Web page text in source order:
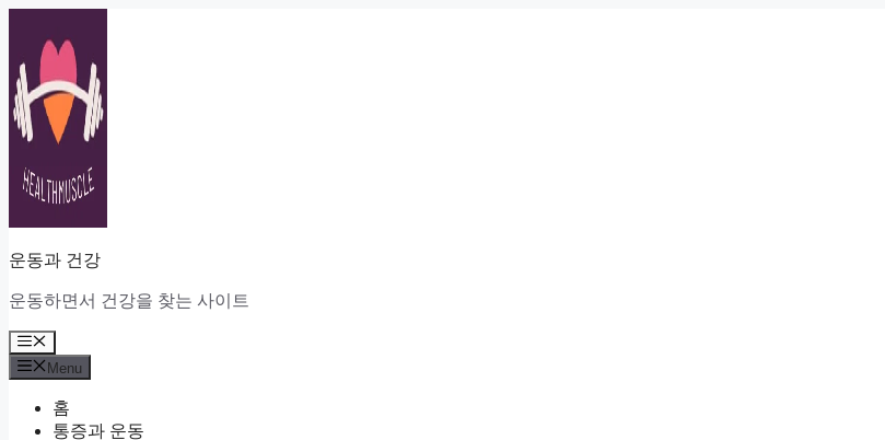
content
운동과 건강
운동하면서 건강을 찾는 사이트
Menu
Menu
홈
통증과 운동